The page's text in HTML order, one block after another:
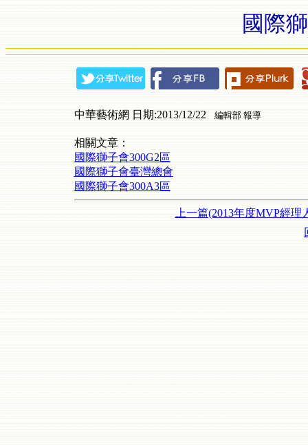
國際
中華藝術網 日期:2013/12/22 編輯部 報導
相關文章：
國際獅子會300G2區
國際獅子會臺灣總會
國際獅子會300A3區
上一篇(2013年度MVP經理